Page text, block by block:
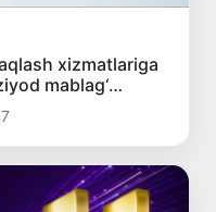
xizmatlariga
mablag‘